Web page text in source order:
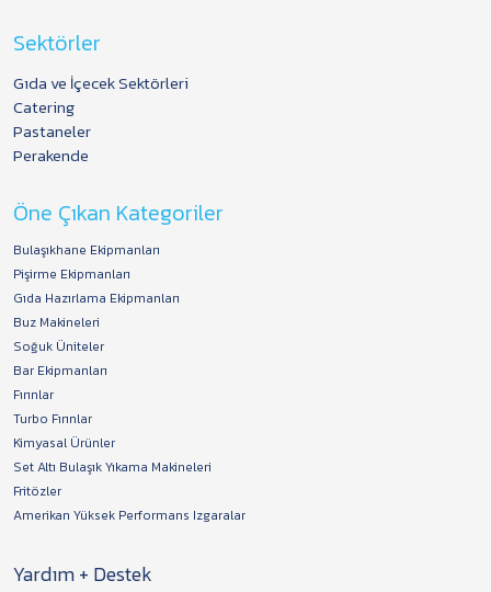
Sektörler
Gıda ve İçecek Sektörleri
Catering
Pastaneler
Perakende
Öne Çıkan Kategoriler
Bulaşıkhane Ekipmanları
Pişirme Ekipmanları
Gıda Hazırlama Ekipmanları
Buz Makineleri
Soğuk Üniteler
Bar Ekipmanları
Fırınlar
Turbo Fırınlar
Kimyasal Ürünler
Set Altı Bulaşık Yıkama Makineleri
Fritözler
Amerikan Yüksek Performans Izgaralar
Yardım + Destek